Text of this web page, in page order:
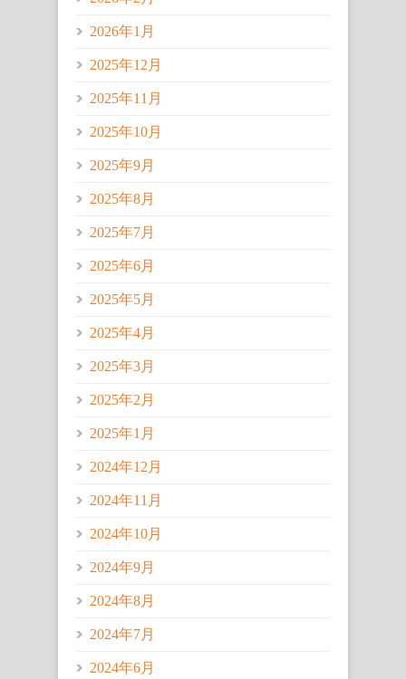
2026年1月
2025年12月
2025年11月
2025年10月
2025年9月
2025年8月
2025年7月
2025年6月
2025年5月
2025年4月
2025年3月
2025年2月
2025年1月
2024年12月
2024年11月
2024年10月
2024年9月
2024年8月
2024年7月
2024年6月